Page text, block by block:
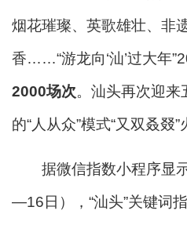
烟花璀璨、英歌雄壮、非
香……“游龙向‘汕’过大年
2000场次。汕头再次迎来
的“人从众”模式“又双叒叕”
据微信指数小程序显示
—16日），“汕头”关键词